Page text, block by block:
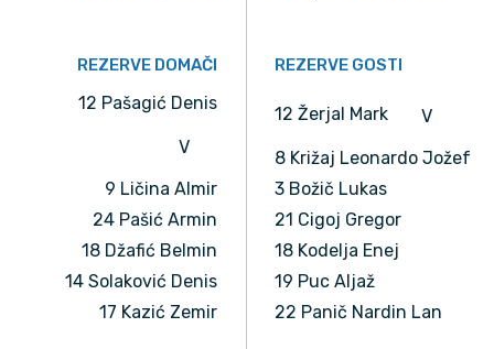
REZERVE DOMAČI
12 Pašagić Denis
V
9 Ličina Almir
24 Pašić Armin
18 Džafić Belmin
14 Solaković Denis
17 Kazić Zemir
REZERVE GOSTI
12 Žerjal Mark V
8 Križaj Leonardo Jožef
3 Božič Lukas
21 Cigoj Gregor
18 Kodelja Enej
19 Puc Aljaž
22 Panič Nardin Lan